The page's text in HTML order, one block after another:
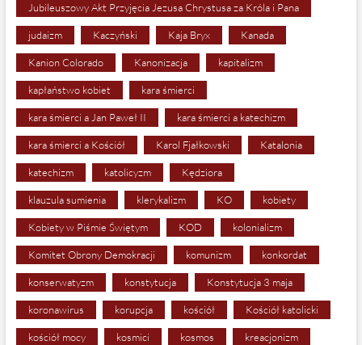
Jubileuszowy Akt Przyjęcia Jezusa Chrystusa za Króla i Pana
judaizm Kaczyński Kaja Bryx Kanada
Kanion Colorado Kanonizacja kapitalizm
kapłaństwo kobiet kara śmierci
kara śmierci a Jan Paweł II kara śmierci a katechizm
kara śmierci a Kościół Karol Fjałkowski Katalonia
katechizm katolicyzm Kędziora
klauzula sumienia klerykalizm KO kobiety
Kobiety w Piśmie Świętym KOD kolonializm
Komitet Obrony Demokracji komunizm konkordat
konserwatyzm konstytucja Konstytucja 3 maja
koronawirus korupcja kościół Kościół katolicki
kościół mocy kosmici kosmos kreacjonizm